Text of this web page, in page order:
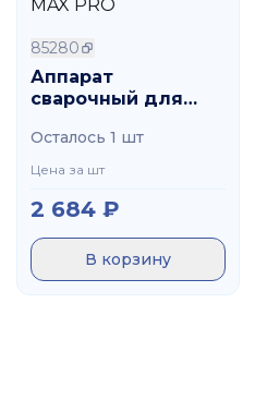
85280
Аппарат
сварочный для
MPPW800 85280
MAX PRO
Осталось 1 шт
Цена за шт
2 684 ₽
В корзину